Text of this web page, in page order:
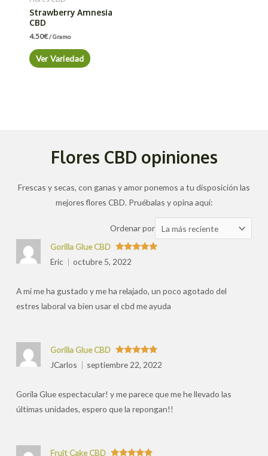
Strawberry Amnesia
CBD
4.50€/ Gramo
Ver Variedad
Flores CBD opiniones
Frescas y secas, con ganas y amor ponemos a tu disposición las
mejores flores CBD. Pruébalas y opina aquí:
Ordenar por Ordenar
las
Valorado
con
Gorilla Glue CBD
Eric
octubre 5, 2022
A mi me ha gustado y me ha relajado, un poco agotado del
estres laboral va bien usar el cbd me ayuda
Valorado
con5de 5
Gorilla Glue CBD
JCarlos
septiembre 22, 2022
Gorila Glue espectacular! y me parece que me he llevado las
últimas unidades, espero que la repongan!!
Fruit Cake CBD